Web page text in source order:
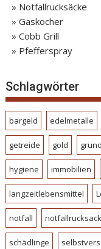
» Notfallrucksäcke
» Gaskocher
» Cobb Grill
» Pfefferspray
Schlagwörter
bargeld edelmetalle
getreide gold
hygiene immobilien
langzeitlebensmittel
notfall notfallrucksack
schädlinge